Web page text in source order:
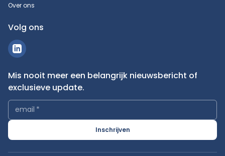
Over ons
Volg ons
Mis nooit meer een belangrijk nieuwsbericht of
exclusieve update.
email *
Inschrijven